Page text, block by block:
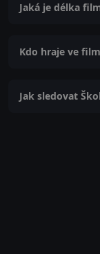
Jaká je délka
Kdo hraje ve
Jak sledovat